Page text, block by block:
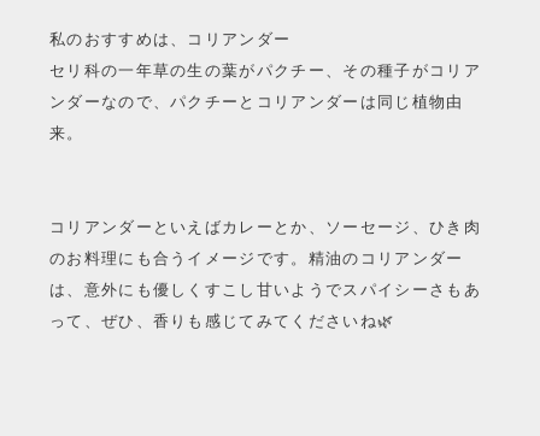
私のおすすめは、コリアンダー
セリ科の一年草の生の葉がパクチー、その種子がコリア
ンダーなので、パクチーとコリアンダーは同じ植物由
来。
コリアンダーといえばカレーとか、ソーセージ、ひき肉
のお料理にも合うイメージです。精油のコリアンダー
は、意外にも優しくすこし甘いようでスパイシーさもあ
って、ぜひ、香りも感じてみてくださいね🌿